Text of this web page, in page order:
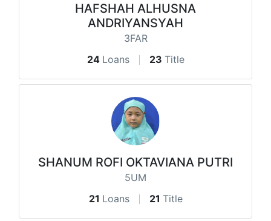
HAFSHAH ALHUSNA
ANDRIYANSYAH
3FAR
24 Loans 23 Title
SHANUM ROFI OKTAVIANA PUTRI
5UM
21 Loans 21 Title